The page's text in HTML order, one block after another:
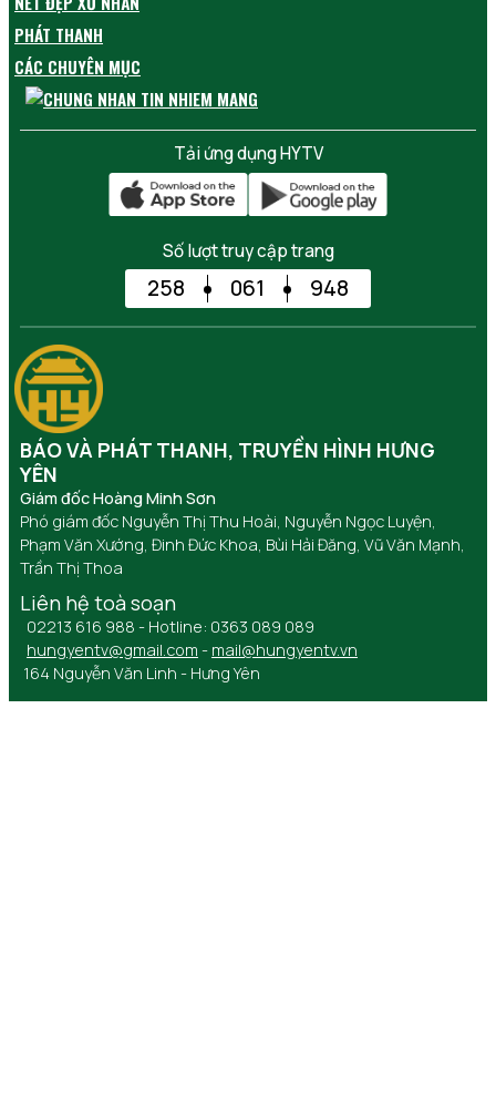
PHÁT THANH
CÁC CHUYÊN MỤC
Tải ứng dụng HYTV
Số lượt truy cập trang
258 061 948
BÁO VÀ PHÁT THANH, TRUYỀN HÌNH HƯNG
YÊN
Giám đốc Hoàng Minh Sơn
Phó giám đốc Nguyễn Thị Thu Hoài, Nguyễn Ngọc Luyện,
Phạm Văn Xướng, Đinh Đức Khoa, Bùi Hải Đăng, Vũ Văn Mạnh,
Trần Thị Thoa
Liên hệ toà soạn
02213 616 988 - Hotline: 0363 089 089
hungyentv@gmail.com - mail@hungyentv.vn
164 Nguyễn Văn Linh - Hưng Yên